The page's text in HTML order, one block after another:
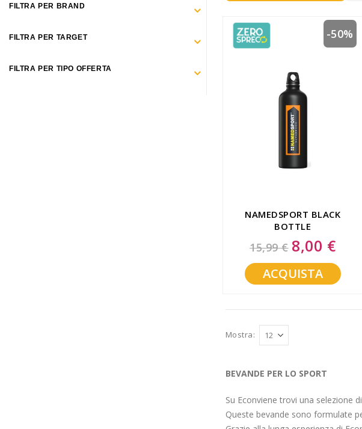
Capelli
Igiene personale
NAMEDSPORT BLACK
BOTTLE
15,99 €
-50%
Special
Price
8,00 €
ACQUISTA
Mostra
BEVANDE PER LO SPORT
Su Econviene trovi una selezione di
Queste bevande sono formulate
FILTRA PER BRAND
FILTRA PER TARGET
FILTRA PER TIPO OFFERTA